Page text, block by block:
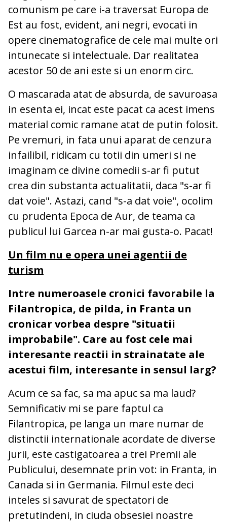
comunism pe care i-a traversat Europa de
Est au fost, evident, ani negri, evocati in
opere cinematografice de cele mai multe ori
intunecate si intelectuale. Dar realitatea
acestor 50 de ani este si un enorm circ.
O mascarada atat de absurda, de savuroasa
in esenta ei, incat este pacat ca acest imens
material comic ramane atat de putin folosit.
Pe vremuri, in fata unui aparat de cenzura
infailibil, ridicam cu totii din umeri si ne
imaginam ce divine comedii s-ar fi putut
crea din substanta actualitatii, daca "s-ar fi
dat voie". Astazi, cand "s-a dat voie", ocolim
cu prudenta Epoca de Aur, de teama ca
publicul lui Garcea n-ar mai gusta-o. Pacat!
Un film nu e opera unei agentii de
turism
Intre numeroasele cronici favorabile la
Filantropica, de pilda, in Franta un
cronicar vorbea despre "situatii
improbabile". Care au fost cele mai
interesante reactii in strainatate ale
acestui film, interesante in sensul larg?
Acum ce sa fac, sa ma apuc sa ma laud?
Semnificativ mi se pare faptul ca
Filantropica, pe langa un mare numar de
distinctii internationale acordate de diverse
jurii, este castigatoarea a trei Premii ale
Publicului, desemnate prin vot: in Franta, in
Canada si in Germania. Filmul este deci
inteles si savurat de spectatori de
pretutindeni, in ciuda obsesiei noastre